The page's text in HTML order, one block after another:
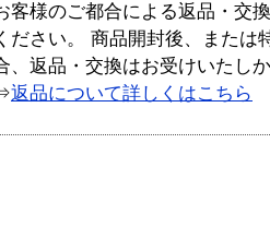
客様のご都合による返品・交
ださい。 商品開封後、または
、返品・交換はお受けいたし
返品について詳しくはこちら